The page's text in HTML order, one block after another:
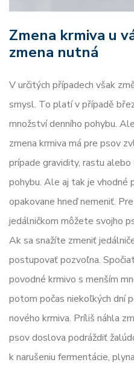
Zmena krmiva u
zmena nutná
V určitých případech však
smysl. To platí v případě
množství denního pohybu.
zmena krmiva má pre psov
prípade gravidity, rastu
pohybu. Ale aj tak je vhodné
opakovane hneď nemeniť.
jedálničkom môžete svojho
Ak sa snažíte zmeniť
postupovať pozvoľna.
povodné krmivo s menším
potom počas niekoľkých dní
nového krmiva. Príliš náhla
psov doslova podráždiť
k narušeniu fermentácie,